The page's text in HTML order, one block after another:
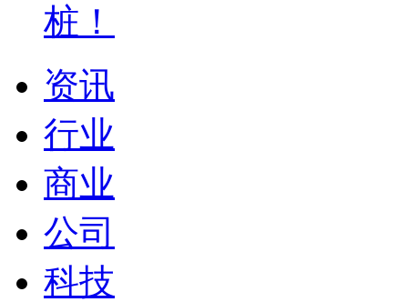
桩！
资讯
行业
商业
公司
科技